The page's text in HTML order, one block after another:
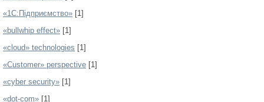
«1С:Підприємство» [1]
«bullwhip effect» [1]
«cloud» technologies [1]
«Customer» perspective [1]
«cyber security» [1]
«dot-com» [1]